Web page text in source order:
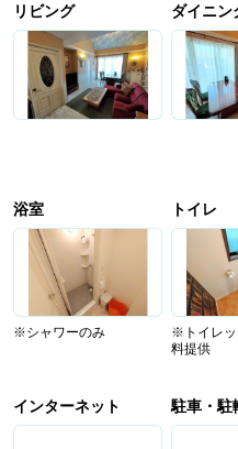
リビング ダイニン
浴室
※シャワーのみ
トイレ
※トイレッ
料提供
インターネット 駐車・駐